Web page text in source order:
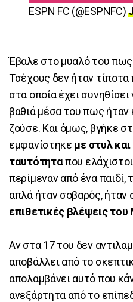
ESPN FC (@ESPNFC)
Έβαλε στο μυαλό του πως
Τσέχους δεν ήταν
στα οποία έχει συνηθίσει
βαθιά μέσα του πως ήταν
ζούσε. Και όμως, βγήκε
εμφανίστηκε με στυλ
ταυτότηταπου
περίμεναν από ένα παιδί,
απλά ήταν σοβαρός, ήταν
επιθετικές βλέψεις του
Αν στα 17 του δεν
αποβάλλει από το
απολαμβάνει αυτό που
ανεξάρτητα από το